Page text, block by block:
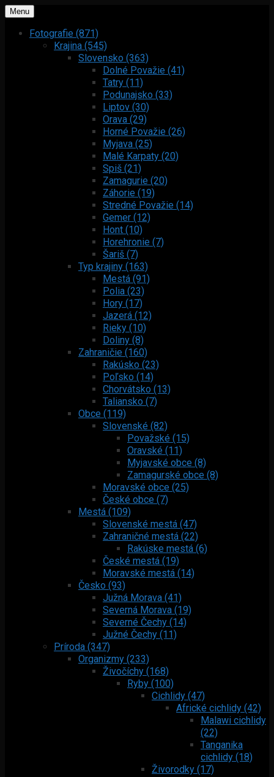
Menu
Fotografie (871)
Krajina (545)
Slovensko (363)
Dolné Považie (41)
Tatry (11)
Podunajsko (33)
Liptov (30)
Orava (29)
Horné Považie (26)
Myjava (25)
Malé Karpaty (20)
Spiš (21)
Zamagurie (20)
Záhorie (19)
Stredné Považie (14)
Gemer (12)
Hont (10)
Horehronie (7)
Šariš (7)
Typ krajiny (163)
Mestá (91)
Polia (23)
Hory (17)
Jazerá (12)
Rieky (10)
Doliny (8)
Zahraničie (160)
Rakúsko (23)
Poľsko (14)
Chorvátsko (13)
Taliansko (7)
Obce (119)
Slovenské (82)
Považské (15)
Oravské (11)
Myjavské obce (8)
Zamagurské obce (8)
Moravské obce (25)
České obce (7)
Mestá (109)
Slovenské mestá (47)
Zahraničné mestá (22)
Rakúske mestá (6)
České mestá (19)
Moravské mestá (14)
Česko (93)
Južná Morava (41)
Severná Morava (19)
Severné Čechy (14)
Južné Čechy (11)
Príroda (347)
Organizmy (233)
Živočíchy (168)
Ryby (100)
Cichlidy (47)
Africké cichlidy (42)
Malawi cichlidy
(22)
Tanganika
cichlidy (18)
Živorodky (17)